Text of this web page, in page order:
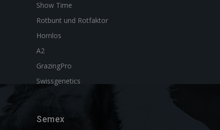
Show Time
Rotbunt und Rotfaktor
Hornlos
A2
GrazingPro
Swissgenetics
Semex